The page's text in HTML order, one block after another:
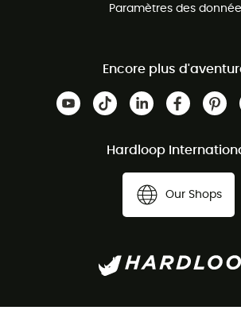
Paramètres des
Encore plus
Hardloop
Our Shops